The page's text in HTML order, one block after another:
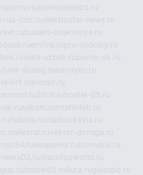
pornv.ruatlantpereezd.ru
a-cdc.ruelektrostal-news.ru
budem-znakomye.ru
emfire.rupro-otdelky.ru
seks-uzbek.ruporno-vk.ru
vd-dosug.ruadonyev.ru
krospr.ru
sormol.ru2rich.ru hostel-65.ru
russkom.ru mishinlab.ru
habble.rustarbucksvia.ru
elestal.ruvektor-doroga.ru
lenasever.ru lovinskix.ru
discofoxworld.ru
hostel65.ru liura.ruglasspb.ru